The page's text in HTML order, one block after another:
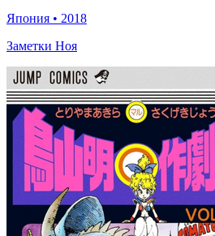
Япония • 2018
Заметки Ноя